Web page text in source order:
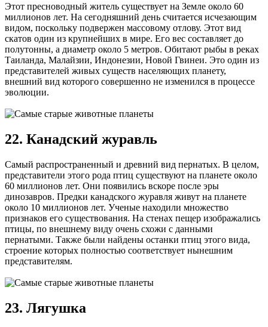
Этот пресноводный житель существует на Земле около 60
миллионов лет. На сегодняшний день считается исчезающим
видом, поскольку подвержен массовому отлову. Этот вид
скатов один из крупнейших в мире. Его вес составляет до
полутонны, а диаметр около 5 метров. Обитают рыбы в реках
Таиланда, Малайзии, Индонезии, Новой Гвинеи. Это один из
представителей живых существ населяющих планету,
внешний вид которого совершенно не изменился в процессе
эволюции.
22. Канадский журавль
Самый распространенный и древний вид пернатых. В целом,
представители этого рода птиц существуют на планете около
60 миллионов лет. Они появились вскоре после эры
динозавров. Предки канадского журавля живут на планете
около 10 миллионов лет. Ученые находили множество
признаков его существования. На стенах пещер изображались
птицы, по внешнему виду очень схожи с данными
пернатыми. Также были найдены останки птиц этого вида,
строение которых полностью соответствует нынешним
представителям.
23. Лягушка